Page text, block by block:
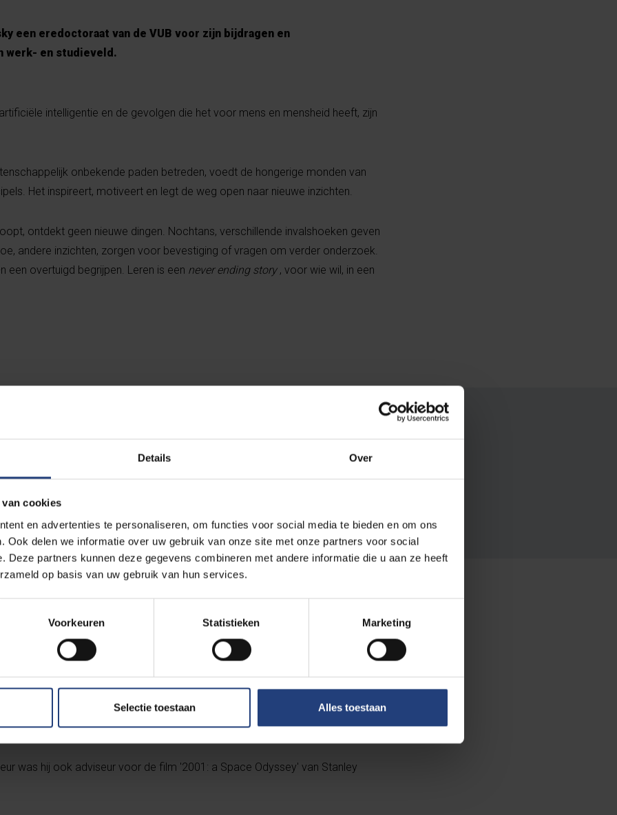
Details Over
van cookies
en advertenties te personaliseren, om functies voor social media te bieden en om ons
Ook delen we informatie over uw gebruik van onze site met onze partners voor social
Deze partners kunnen deze gegevens combineren met andere informatie die u aan ze heeft
op basis van uw gebruik van hun services.
Voorkeuren Statistieken Marketing
Selectie toestaan Alles toestaan
een eredoctoraat van de VUB voor zijn bijdragen en
werk- en studieveld.
intelligentie en de gevolgen die het voor mens en mensheid heeft, zijn
onbekende paden betreden, voedt de hongerige monden van
Het inspireert, motiveert en legt de weg open naar nieuwe inzichten.
ontdekt geen nieuwe dingen. Nochtans, verschillende invalshoeken geven
andere inzichten, zorgen voor bevestiging of vragen om verder onderzoek.
een overtuigd begrijpen. Leren is een never ending story, voor wie wil, in een
don't understand anything
you learn it more than one
theoriën
een onderzoeksgroep in computermodellen die menselijk
was hij ook adviseur voor de film '2001: a Space Odyssey' van Stanley